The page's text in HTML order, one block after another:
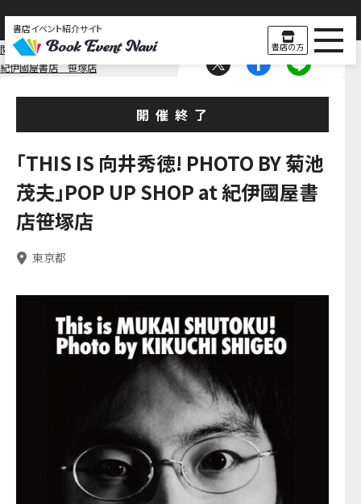
書店イベント紹介サイト
書店の方
関東
東京
紀伊國屋書店 笹塚店
開催終了
「THIS IS 向井秀徳! PHOTO BY 菊池
茂夫」POP UP SHOP at 紀伊國屋書
店笹塚店
東京都